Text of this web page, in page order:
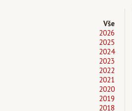
Vše
2026
2025
2024
2023
2022
2021
2020
2019
2018